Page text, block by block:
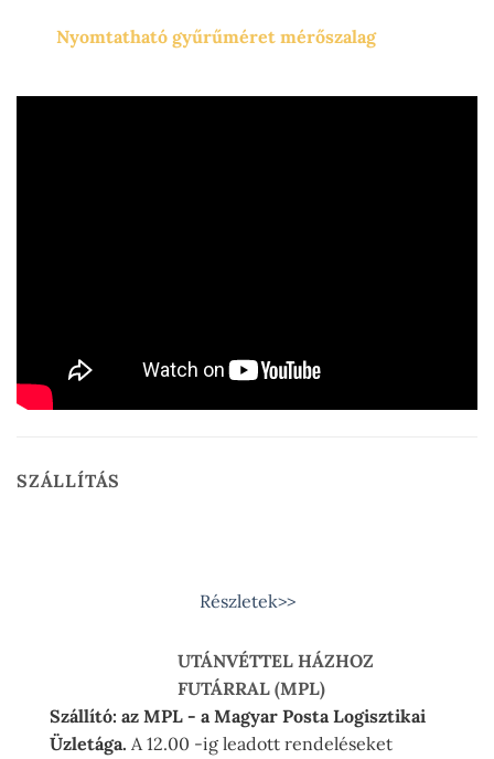
Nyomtatható gyűrűméret mérőszalag
SZÁLLÍTÁS
Részletek>>
UTÁNVÉTTEL HÁZHOZ
FUTÁRRAL (MPL)
Szállító: az MPL - a Magyar Posta Logisztikai
Üzletága. A 12.00 -ig leadott rendeléseket